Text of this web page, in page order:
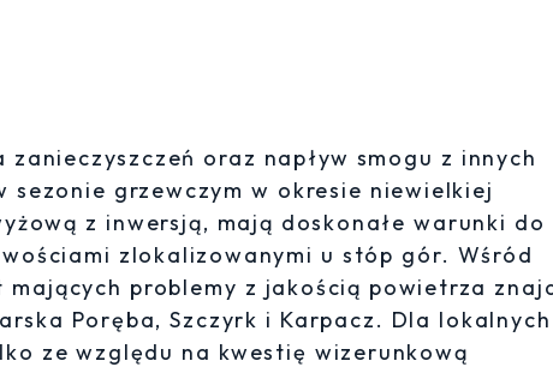
oraz napływ smogu z innych
sezonie grzewczym w okresie niewielkiej
z inwersją, mają doskonałe warunki do
zlokalizowanymi u stóp gór. Wśród
problemy z jakością powietrza
Poręba, Szczyrk i Karpacz. Dla lokalnych
ze względu na kwestię wizerunkową